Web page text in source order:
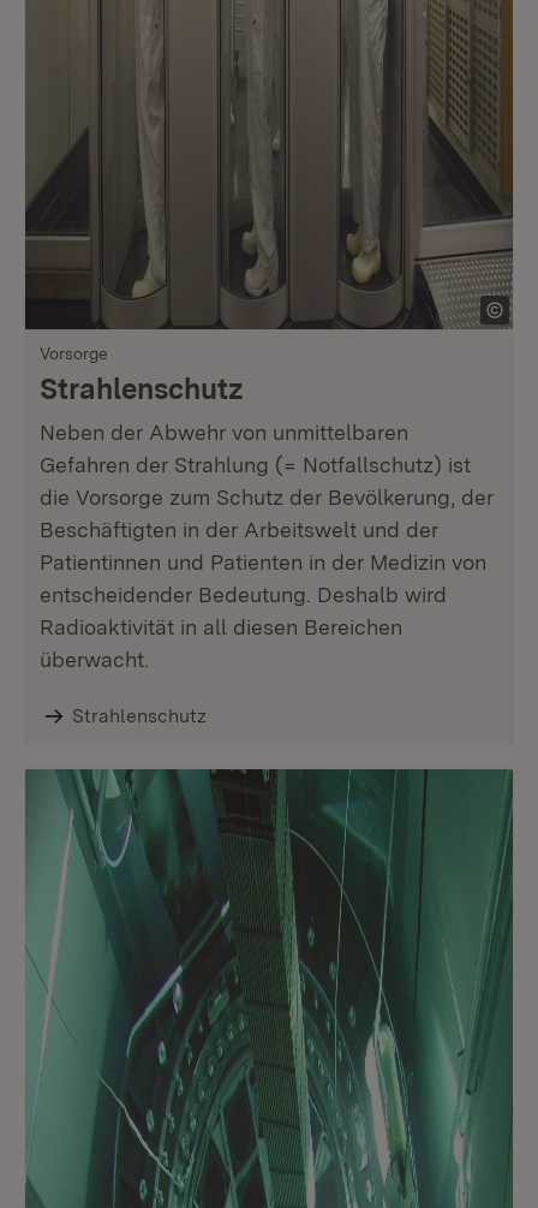
Vorsorge
Strahlenschutz
Neben der Abwehr von unmittelbaren
Gefahren der Strahlung (= Notfallschutz) ist
die Vorsorge zum Schutz der Bevölkerung, der
Beschäftigten in der Arbeitswelt und der
Patientinnen und Patienten in der Medizin von
entscheidender Bedeutung. Deshalb wird
Radioaktivität in all diesen Bereichen
überwacht.
Strahlenschutz